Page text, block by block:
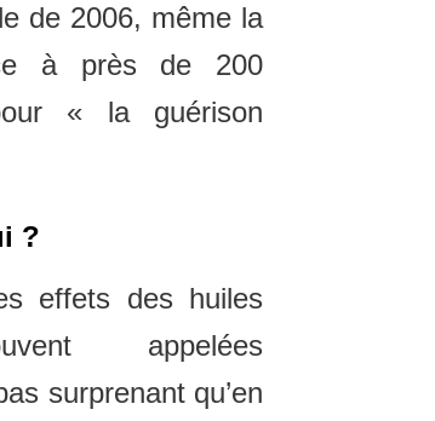
de 2006, même la
à près de 200
« la guérison
?
effets des huiles
appelées
surprenant qu’en